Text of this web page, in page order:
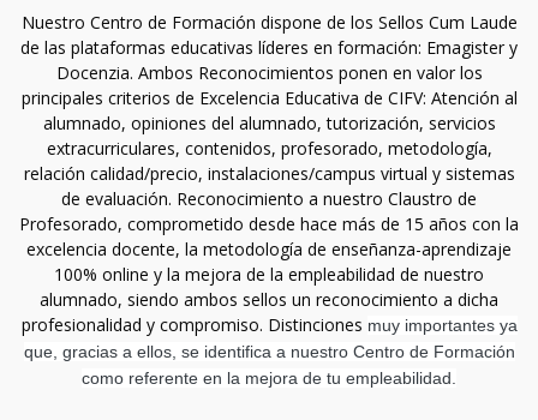
Nuestro Centro de Formación dispone de los Sellos Cum Laude
de las plataformas educativas líderes en formación: Emagister y
Docenzia. Ambos Reconocimientos ponen en valor los
principales criterios de Excelencia Educativa de CIFV: Atención al
alumnado, opiniones del alumnado, tutorización, servicios
extracurriculares, contenidos, profesorado, metodología,
relación calidad/precio, instalaciones/campus virtual y sistemas
de evaluación. Reconocimiento a nuestro Claustro de
Profesorado, comprometido desde hace más de 15 años con la
excelencia docente, la metodología de enseñanza-aprendizaje
100% online y la mejora de la empleabilidad de nuestro
alumnado, siendo ambos sellos un reconocimiento a dicha
profesionalidad y compromiso. Distinciones muy importantes ya
que, gracias a ellos, se identifica a nuestro Centro de Formación
como referente en la mejora de tu empleabilidad.